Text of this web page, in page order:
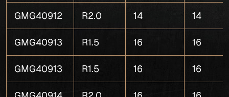
GMG40912 R2.0 14 14
GMG40913 R1.5 16 16
GMG40913 R1.5 16 16